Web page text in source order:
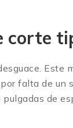
falta de un
de